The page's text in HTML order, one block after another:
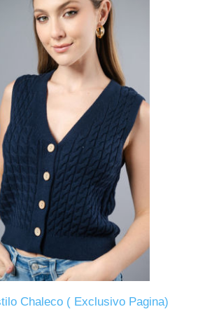
Chaleco ( Exclusivo Pagina)